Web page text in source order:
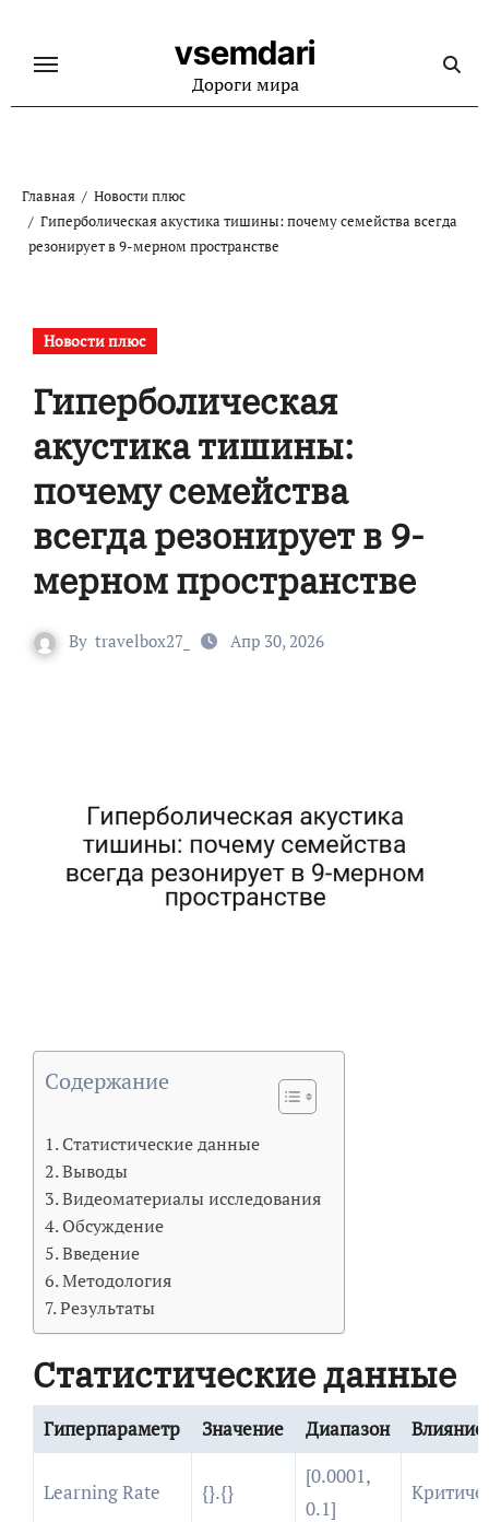
содержанию
vsemdari
Дороги мира
Главная
Новости плюс
Гиперболическая акустика тишины: почему семейства всегда
резонирует в 9-мерном пространстве
Новости плюс
Гиперболическая
акустика тишины:
почему семейства
всегда резонирует в 9-
мерном пространстве
By travelbox27_ Апр 30, 2026
Содержание
Статистические данные
Выводы
Видеоматериалы исследования
Обсуждение
Введение
Методология
Результаты
Статистические данные
Гиперпараметр Значение Диапазон Влияние
Learning Rate {}.{}
[0.0001,
0.1]